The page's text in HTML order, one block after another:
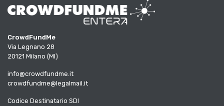
CrowdFundMe
Via Legnano 28
20121 Milano (MI)
info@crowdfundme.it
crowdfundme@legalmail.it
Codice Destinatario SDI